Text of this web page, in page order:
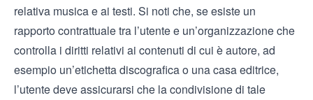
relativa musica e ai testi. Si noti che, se esiste un
rapporto contrattuale tra l’utente e un’organizzazione che
controlla i diritti relativi ai contenuti di cui è autore, ad
esempio un’etichetta discografica o una casa editrice,
l’utente deve assicurarsi che la condivisione di tale